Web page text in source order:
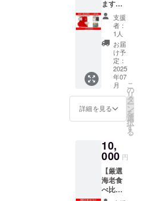
凍後は
なるべ
く早く
お召し
上がり
くださ
い！
老カ
レー ■
原材
料・成
分 バナ
メイエ
ビ、食
塩/調味
料(無機
塩等) え
び産地
(イン
ド、イ
シア、
ミャン
マー、
パキス
タン、
タイ、
ベトナ
リ、エ
ビマ
ヨ、バ
ター醤
油炒
め、海
老カ
レー ■
原材
料・成
分 バナ
メイエ
ビ、食
料(無機
塩等) え
び産地
(イン
ド、イ
ンドネ
シア、
んオリ
ジナル
フード
クリッ
プ（非
売品）
やめら
れな
い、と
♪Calbe
e商品を
時に便
利です
よ。 こ
こでし
か手に
入らな
いレア
6月～
2026年
5月末ま
意事項
≫ ・使
用でき
るのは
ランチ
のみ ・
れのチ
ケット
可・返
金不可
んでい
ただけ
る特別
ランチ
とのコ
ラボ
レー
ション
企画を
実現す
になり
まし
輝きと
お台場
の景色
を一望
できる
天空レ
40℃で
瞬間凍
結し、
あなた
の食卓
にお届
けしま
す。 こ
のセッ
トに
は、海
老の解
下敷
き」
剖をさ
らに楽
しくす
食感を
お楽し
みくだ
さい。
海老専
門工場
の社長
が自宅
用に使
用する
ことか
ら「社
れる大
きな無
頭エ
ビ。1尾
1尾バラ
バラに
ます長
寿祈願
セッ
ト】(限
定40
個）
「海老
は長寿
の象
徴！」
そんな
縁起の
いいエ
ビを
に、特
別な
セット
をご用
意しま
した！
支援
者：
1人
お届
け予
定：
2025
年07
月
詳細を見る
こ
の
リ
タ
ー
ン
を
選
択
す
る
10,
000 円
【厳選
海老食
べ比べ
セッ